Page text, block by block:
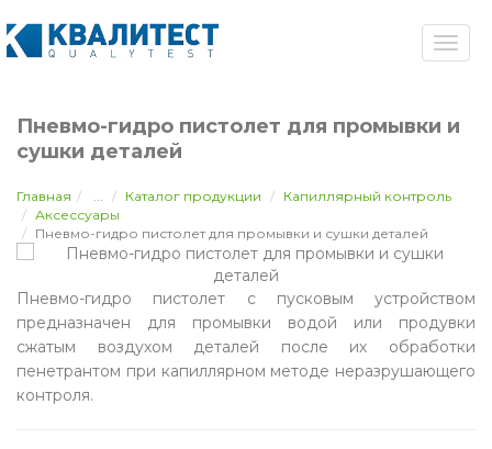
Пневмо-гидро пистолет для промывки и
сушки деталей
Главная ... Каталог продукции
Капиллярный контроль
Аксессуары
Пневмо-гидро пистолет для промывки и сушки деталей
Пневмо-гидро пистолет с пусковым устройством
предназначен для промывки водой или продувки
сжатым воздухом деталей после их обработки
пенетрантом при капиллярном методе неразрушающего
контроля.